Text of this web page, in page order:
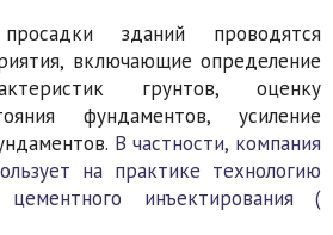
зданий проводятся
включающие определение
грунтов, оценку
фундаментов, усиление
В частности, компания
на практике технологию
инъектирования (